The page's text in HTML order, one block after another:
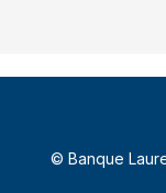
© Banque